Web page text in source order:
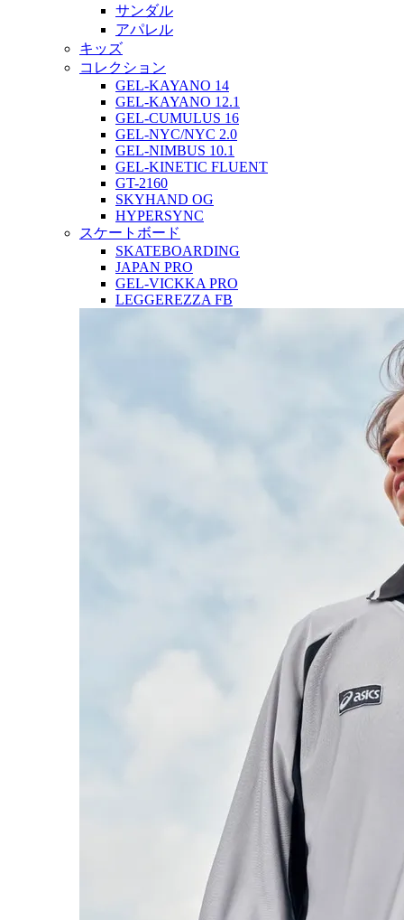
サンダル
アパレル
キッズ
コレクション
GEL-KAYANO 14
GEL-KAYANO 12.1
GEL-CUMULUS 16
GEL-NYC/NYC 2.0
GEL-NIMBUS 10.1
GEL-KINETIC FLUENT
GT-2160
SKYHAND OG
HYPERSYNC
スケートボード
SKATEBOARDING
JAPAN PRO
GEL-VICKKA PRO
LEGGEREZZA FB